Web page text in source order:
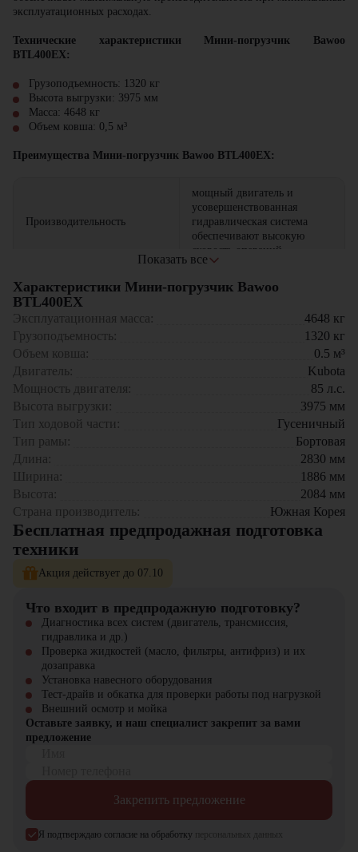
эксплуатационных расходах.
Технические характеристики Мини-погрузчик Bawoo
BTL400EX:
Грузоподъемность: 1320 кг
Высота выгрузки: 3975 мм
Масса: 4648 кг
Объем ковша: 0,5 м³
Преимущества Мини-погрузчик Bawoo BTL400EX:
Производительность
мощный двигатель и
усовершенствованная
гидравлическая система
обеспечивают высокую
скорость операций
Надежность
усиленная конструкция
рамы и ходовой части
Комфорт
улучшенной эргономикой и
Экономичность
топлива и низкие затраты на
Мини-погрузчик Bawoo BTL400EX эффективно используется в
строительной отрасли, логистических центрах, промышленных
предприятиях и сельском хозяйстве. Идеально подходит для работы
с тяжелыми грузами, сыпучими материалами и выполнения
земляных работ.
Выбор модели Bawoo BTL400EX
— это инвестиция в
высокотехнологичное оборудование, сочетающее передовые
инженерные решения и проверенную надежность. Погрузчик
отличается качеством сборки и адаптирован для работы в сложных
условиях.
Мини-погрузчик Bawoo BTL400EX
ЦТО". Мы являемся официальным дилером и предлагаем новые
широкий выбор спецтехники, вилочной и малой складской
техники, навесного оборудования и запчастей.
Показать все
Характеристики Мини-погрузчик Bawoo
BTL400EX
Эксплуатационная масса: 4648 кг
Грузоподъемность:
1320 кг
Объем ковша:
0.5 м³
Двигатель:
Kubota
Мощность двигателя:
85 л.с.
Высота выгрузки:
3975 мм
Тип ходовой части:
Гусеничный
Тип рамы:
Бортовая
Длина:
2830 мм
Ширина:
1886 мм
Высота:
2084 мм
Страна производитель:
Южная Корея
Бесплатная предпродажная подготовка
техники
Акция действует до 07.10
Что входит в предпродажную подготовку?
Диагностика всех систем (двигатель, трансмиссия,
гидравлика и др.)
Проверка жидкостей (масло, фильтры, антифриз) и их
дозаправка
Установка навесного оборудования
Тест-драйв и обкатка для проверки работы под нагрузкой
Внешний осмотр и мойка
Оставьте заявку, и наш специалист закрепит за вами
предложение
Закрепить предложение
Я подтверждаю согласие на обработку персональных данных